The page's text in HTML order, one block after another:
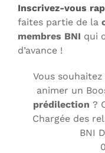
Inscrivez-vous
faites partie de la
membres BNI qui
d’avance !
Vous souhaitez
animer un
prédilection ?
Chargée des
BNI